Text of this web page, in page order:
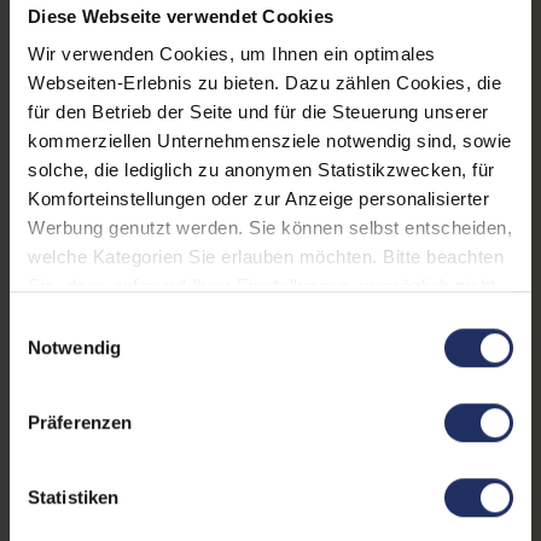
Diese Webseite verwendet Cookies
Wir verwenden Cookies, um Ihnen ein optimales
Webseiten-Erlebnis zu bieten. Dazu zählen Cookies, die
für den Betrieb der Seite und für die Steuerung unserer
kommerziellen Unternehmensziele notwendig sind, sowie
solche, die lediglich zu anonymen Statistikzwecken, für
Komforteinstellungen oder zur Anzeige personalisierter
Werbung genutzt werden. Sie können selbst entscheiden,
welche Kategorien Sie erlauben möchten. Bitte beachten
Weitere Informationen finden Sie in
Notwendig
Präferenzen
Statistiken
LTE: Nein
Fingerprintreader: Nein
Tastaturbeleuchtung: Nein
Betriebssystem: Windows 11 Professional
Schnittstellen:
1x Audio / Mikrofon - 3.5
mm Combo, 1x HDMI, 1x
Thunderbolt, 1x USB 3 Typ
Mehr anzeigen
Tastaturlayout:
Deutsch (QWERTZ) ohne
Onboard-Grafik: Intel® UHD Graphics 620